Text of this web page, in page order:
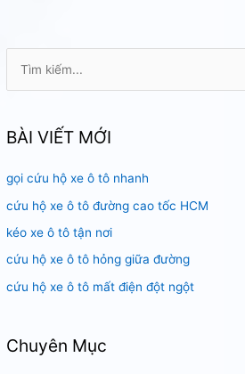
k
ế
m
:
BÀI VIẾT MỚI
gọi cứu hộ xe ô tô nhanh
cứu hộ xe ô tô đường cao tốc HCM
kéo xe ô tô tận nơi
cứu hộ xe ô tô hỏng giữa đường
cứu hộ xe ô tô mất điện đột ngột
Chuyên Mục